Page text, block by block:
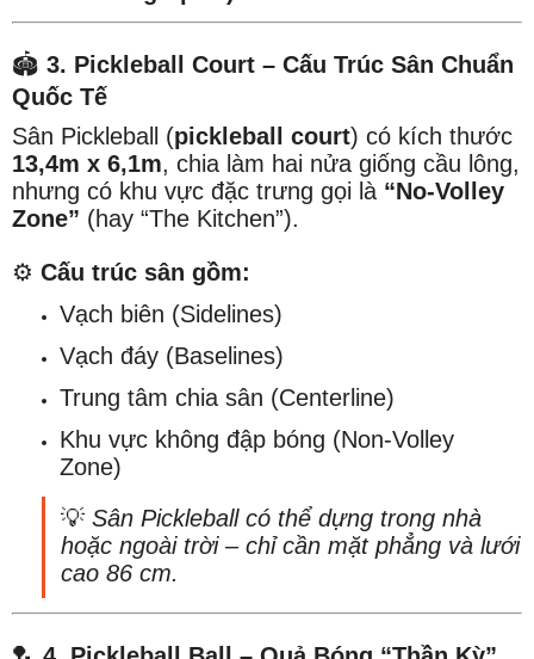
🏟️ 3. Pickleball Court – Cấu Trúc Sân Chuẩn
Quốc Tế
Sân Pickleball (pickleball court) có kích thước
13,4m x 6,1m, chia làm hai nửa giống cầu lông,
nhưng có khu vực đặc trưng gọi là “No-Volley
Zone” (hay “The Kitchen”).
⚙️ Cấu trúc sân gồm:
Vạch biên (Sidelines)
Vạch đáy (Baselines)
Trung tâm chia sân (Centerline)
Khu vực không đập bóng (Non-Volley
Zone)
💡 Sân Pickleball có thể dựng trong nhà
hoặc ngoài trời – chỉ cần mặt phẳng và lưới
cao 86 cm.